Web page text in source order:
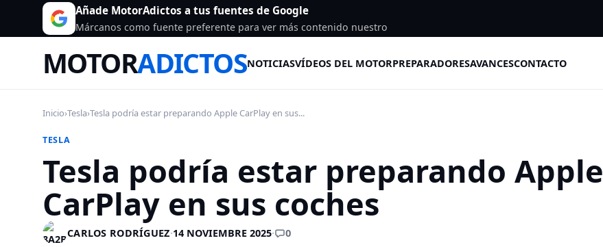
Añade MotorAdictos a tus fuentes de Google
Márcanos como fuente preferente para ver más contenido nuestro
MOTORADICTOSNOTICIASVÍDEOS DEL MOTORPREPARADORESAVANCESCONTACTO
Inicio›Tesla›Tesla podría estar preparando Apple CarPlay en sus...
TESLA
Tesla podría estar preparando Apple
CarPlay en sus coches
CARLOS RODRÍGUEZ·14 NOVIEMBRE 2025· 0